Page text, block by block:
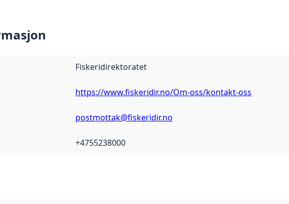
Fiskeridirektoratet
https://www.fiskeridir.no/Om-oss/kontakt-oss
postmottak@fiskeridir.no
+4755238000